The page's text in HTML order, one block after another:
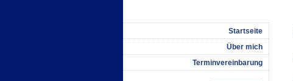
Startseite
Über mich
Terminvereinbarung